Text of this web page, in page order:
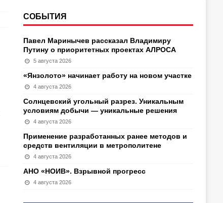
СОБЫТИЯ
Павел Маринычев рассказал Владимиру
Путину о приоритетных проектах АЛРОСА
5 августа 2026
«Янзолото» начинает работу на новом участке
4 августа 2026
Солнцевский угольный разрез. Уникальным
условиям добычи — уникальные решения
4 августа 2026
Применение разработанных ранее методов и
средств вентиляции в метрополитене
4 августа 2026
АНО «НОИВ». Взрывной прогресс
4 августа 2026